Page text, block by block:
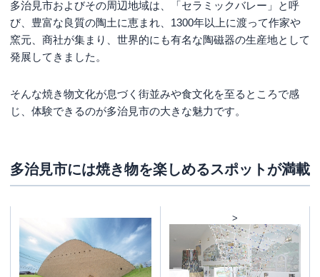
多治見市およびその周辺地域は、「セラミックバレー」と呼
び、豊富な良質の陶土に恵まれ、1300年以上に渡って作家や
窯元、商社が集まり、世界的にも有名な陶磁器の生産地として
発展してきました。
そんな焼き物文化が息づく街並みや食文化を至るところで感
じ、体験できるのが多治見市の大きな魅力です。
多治見市には焼き物を楽しめるスポットが満載
>